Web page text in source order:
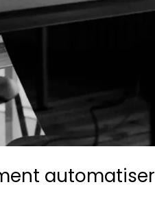
automatiser